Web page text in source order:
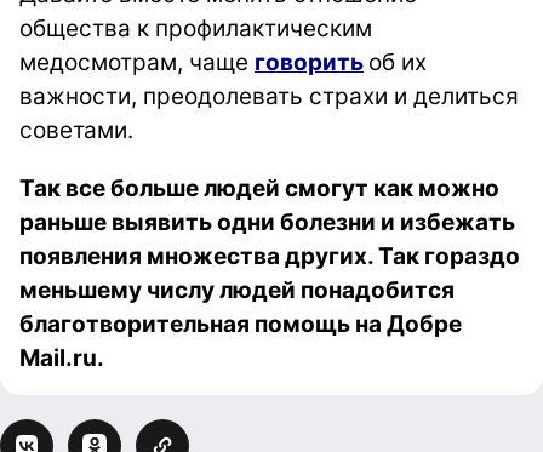
общества к профилактическим
медосмотрам, чаще говорить об их
важности, преодолевать страхи и делиться
советами.
Так все больше людей смогут как можно
раньше выявить одни болезни и избежать
появления множества других. Так гораздо
меньшему числу людей понадобится
благотворительная помощь на Добре
Mail.ru.